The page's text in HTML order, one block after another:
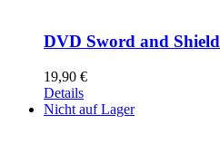
DVD Sword and Shield
19,90 €
Details
Nicht auf Lager